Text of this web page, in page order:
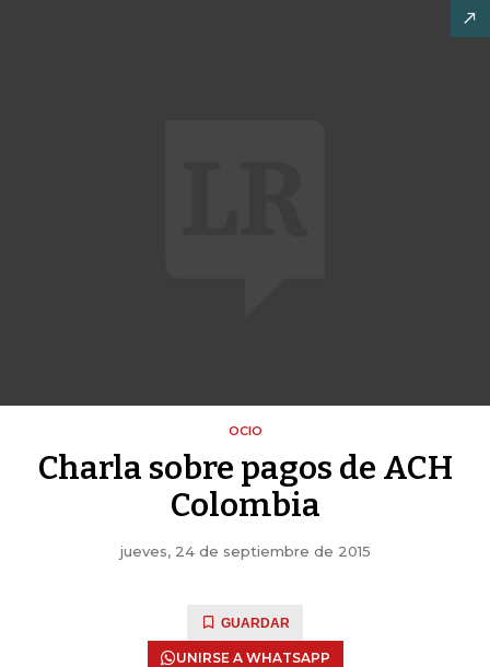
OCIO
Charla sobre pagos de ACH
Colombia
jueves, 24 de septiembre de 2015
GUARDAR
UNIRSE A WHATSAPP